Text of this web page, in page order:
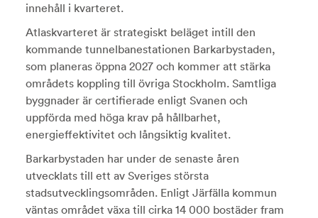
innehåll i kvarteret.
Atlaskvarteret är strategiskt beläget intill den
kommande tunnelbanestationen Barkarbystaden,
som planeras öppna 2027 och kommer att stärka
områdets koppling till övriga Stockholm. Samtliga
byggnader är certifierade enligt Svanen och
uppförda med höga krav på hållbarhet,
energieffektivitet och långsiktig kvalitet.
Barkarbystaden har under de senaste åren
utvecklats till ett av Sveriges största
stadsutvecklingsområden. Enligt Järfälla kommun
väntas området växa till cirka 14 000 bostäder fram